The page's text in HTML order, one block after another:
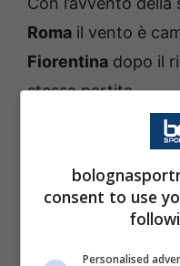
Roma il vento è
Fiorentina dopo il
stessa partita.
L’obiettivo del
doppia cifra e di
Nazionale.
deve
modo su di lui nel
consent to use
Personalised